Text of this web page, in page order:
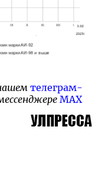
телеграм-
MAX